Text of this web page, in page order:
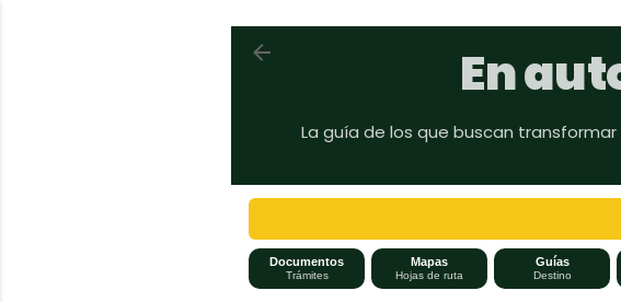
En
La guía de los que buscan
Documentos
Trámites
Mapas
Hojas de ruta
Guías
Destino